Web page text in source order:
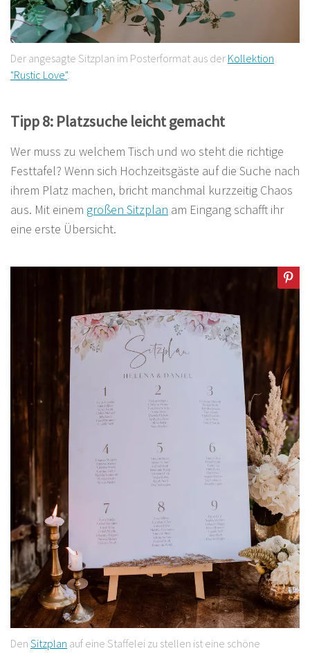
Der angesagte Sitzplan im Posterformat aus der Kollektion
"Rustic Love".
Tipp 8: Platzsuche leicht gemacht
Wer muss zu welchem Tisch und wo steht die richtige
Festtafel? Wenn sich Hochzeitsgäste auf die Suche nach
ihrem Platz machen, bricht manchmal kurzzeitig Chaos
aus. Mit einem großen Sitzplan am Eingang schafft ihr
eine erste Übersicht.
Den Sitzplan auf eine Staffelei zu stellen ist eine schöne